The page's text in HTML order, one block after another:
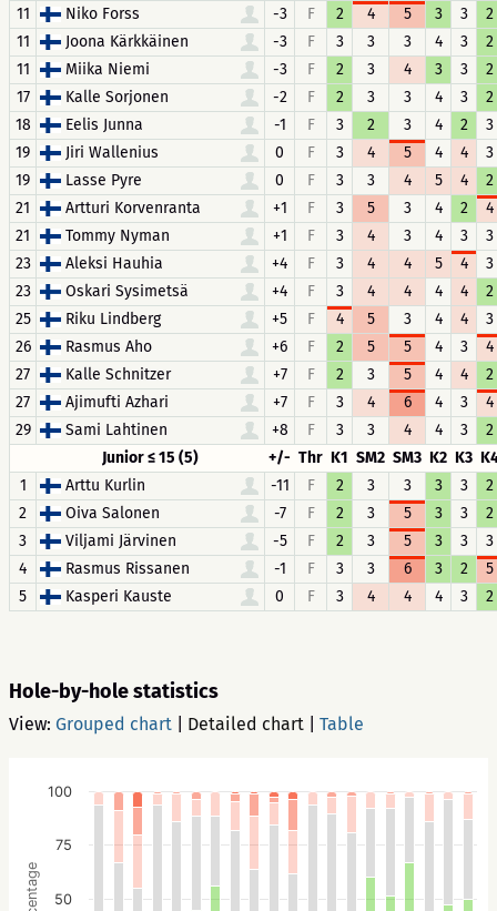
11
Niko Forss -3 F 2 4 5 3 3
2
11
Joona Kärkkäinen -3 F 3 3 3 4 3
2
11
Miika Niemi -3 F 2 3 4 3 3
2
17
Kalle Sorjonen -2 F 2 3 3 4 3
2
18
Eelis Junna -1 F 3 2 3 4 2
3
19
Jiri Wallenius 0 F 3 4 5 4 4
3
19
Lasse Pyre 0 F 3 3 4 5 4
2
21
Artturi Korvenranta +1 F 3 5 3 4 2
4
21
Tommy Nyman +1 F 3 4 3 4 3
3
23
Aleksi Hauhia +4 F 3 4 4 5 4
3
23
Oskari Sysimetsä +4 F 3 4 4 4 4
2
25
Riku Lindberg +5 F 4 5 3 4 4
3
26
Rasmus Aho +6 F 2 5 5 4 3
4
27
Kalle Schnitzer +7 F 2 3 5 4 4
2
27
Ajimufti Azhari +7 F 3 4 6 4 3
4
29
Sami Lahtinen +8 F 3 3 4 4 3
2
Junior ≤ 15 (5)
+/- Thr K1 SM2 SM3 K2 K3
1
Arttu Kurlin -11 F 2 3 3 3 3
2
2
Oiva Salonen -7 F 2 3 5 3 3
2
3
Viljami Järvinen -5 F 2 3 5 3 3
3
4
Rasmus Rissanen -1 F 3 3 6 3 2
5
5
Kasperi Kauste 0 F 3 4 4 4 3 2
Hole-by-hole statistics
View: Grouped chart Detailed chart Table
50
75
100